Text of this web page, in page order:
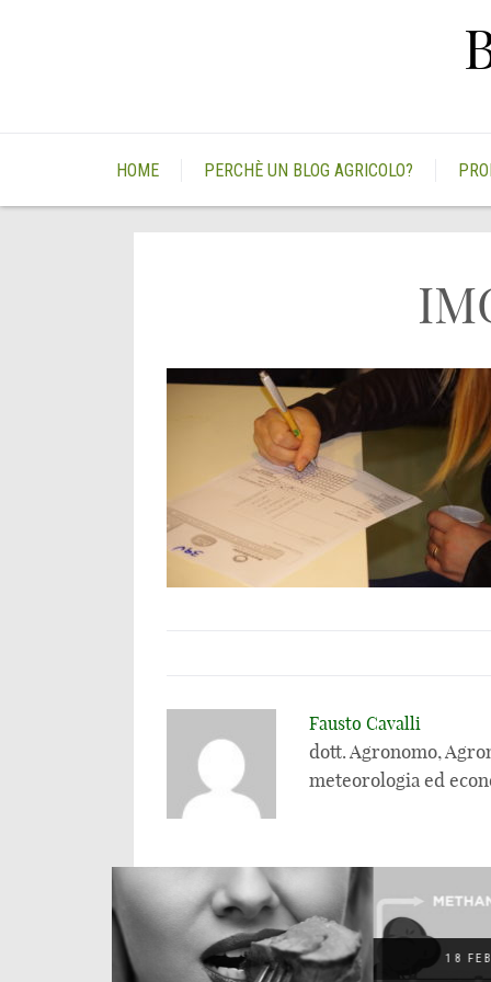
HOME PERCHÈ UN BLOG AGRICOLO?
Fausto Cavalli
dott. Agronomo,
meteorologia ed
18 FEBBRAIO 2020